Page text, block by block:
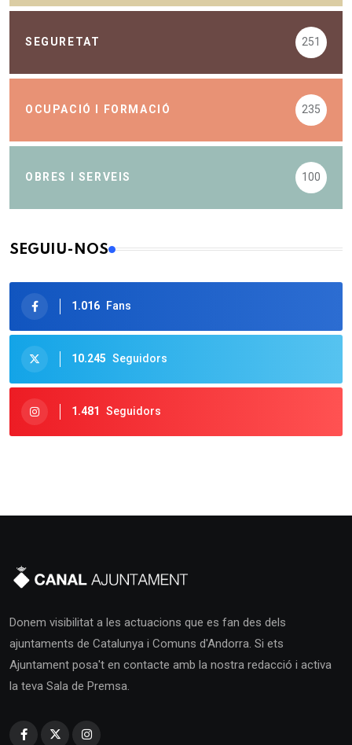
SEGURETAT 251
OCUPACIÓ I FORMACIÓ 235
OBRES I SERVEIS 100
SEGUIU-NOS
1.016 Fans
10.245 Seguidors
1.481 Seguidors
Donem visibilitat a les actuacions que es fan des dels
ajuntaments de Catalunya i Comuns d'Andorra. Si ets
Ajuntament posa't en contacte amb la nostra redacció i activa
la teva Sala de Premsa.